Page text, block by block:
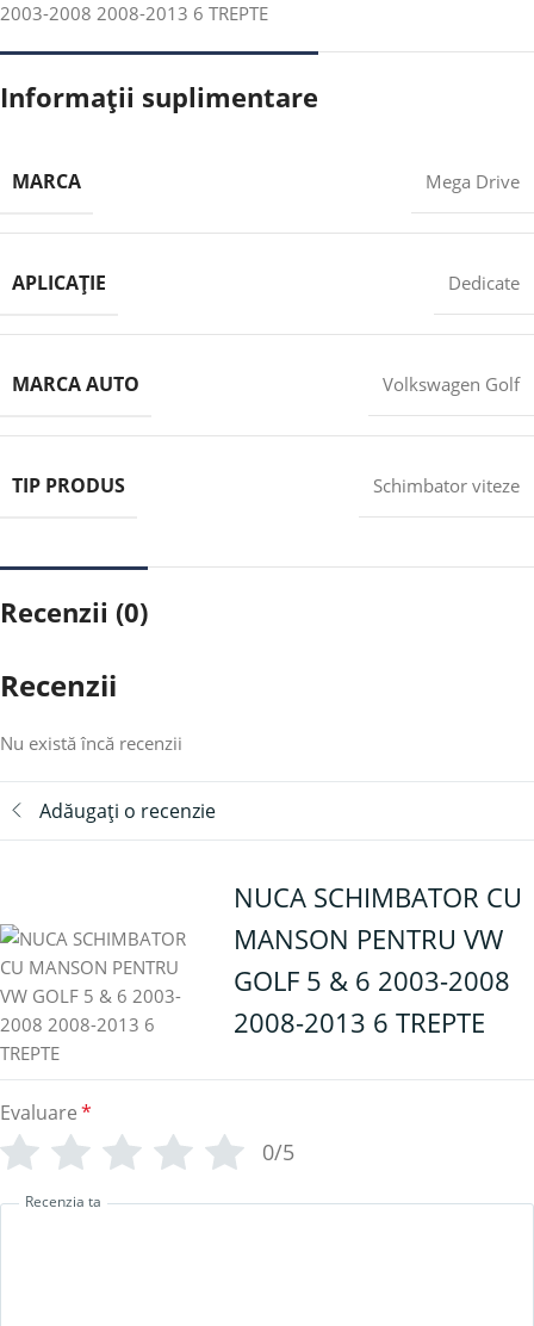
2003-2008 2008-2013 6 TREPTE
Informații suplimentare
MARCA Mega Drive
APLICAȚIE Dedicate
MARCA AUTO Volkswagen Golf
TIP PRODUS Schimbator viteze
Recenzii (0)
Recenzii
Nu există încă recenzii
Adăugați o recenzie
NUCA SCHIMBATOR CU
MANSON PENTRU VW
GOLF 5 & 6 2003-2008
2008-2013 6 TREPTE
Evaluare*
0/5
Recenzia ta